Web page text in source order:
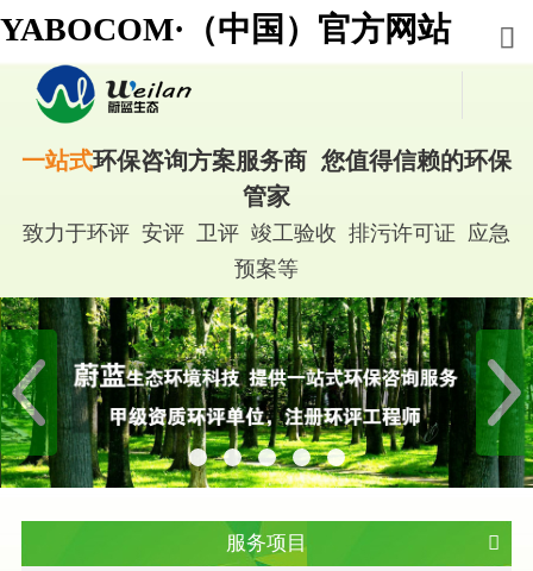
YABOCOM·（中国）官方网站
一站式环保咨询方案服务商 您值得信赖的环保
管家
致力于环评 安评 卫评 竣工验收 排污许可证 应急
预案等
服务项目